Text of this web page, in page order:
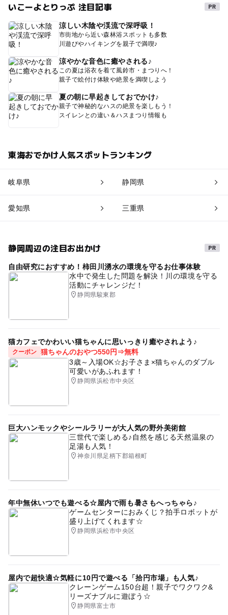
いこーよとりっぷ 注目記事
涼しい木陰や渓流で深呼吸！
市街地から近い森林浴スポットも多数
川遊びやハイキングを親子で満喫♪
涼やかな音色に癒やされる♪
この夏は浴衣を着て風鈴市・まつりへ！
親子で絵付け体験や絶景を満喫しよう
夏の朝に早起きしておでかけ♪
親子で神秘的なハスの絶景を楽しもう！
スイレンとの違い＆ハスまつり情報も
東海おでかけ人気スポットランキング
岐阜県 静岡県
愛知県 三重県
静岡周辺の注目お出かけ
自由研究におすすめ！柿田川湧水の環境を守るお仕事体験
水中で発生した問題を解決！川の環境を守る
活動にチャレンジだ！
静岡県駿東郡
猫カフェでかわいい猫ちゃんに思いっきり癒やされよう♪
クーポン 猫ちゃんのおやつ550円⇒無料
3歳～入場OK☆お子さま×猫ちゃんのダブル
可愛いがあふれます！
静岡県浜松市中央区
巨大ハンモックやシールラリーが大人気の野外美術館
三世代で楽しめる♪自然を感じる天然温泉の
足湯も人気！
神奈川県足柄下郡箱根町
年中無休いつでも遊べる☆屋内で雨も暑さもへっちゃら♪
ゲームセンターにおみくじ？拍手ロボットが
盛り上げてくれます☆
静岡県浜松市中央区
屋内で超快適☆気軽に10円で遊べる「拾円市場」も人気♪
クレーンゲーム150台超！親子でワクワク&
リーズナブルに遊ぼう☆
静岡県富士市